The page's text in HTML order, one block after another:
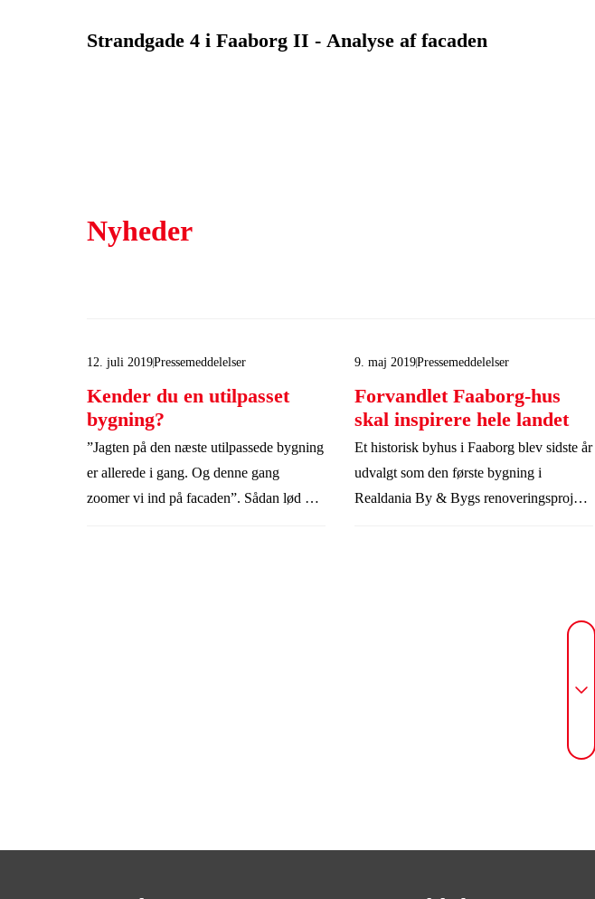
Strandgade 4 i Faaborg II - Analyse af facaden
Nyheder
12. juli 2019Pressemeddelelser
Kender du en utilpasset
bygning?
”Jagten på den næste utilpassede bygning
er allerede i gang. Og denne gang
zoomer vi ind på facaden”. Sådan lød det
9. maj 2019Pressemeddelelser
Forvandlet Faaborg-hus
skal inspirere hele landet
Et historisk byhus i Faaborg blev sidste år
udvalgt som den første bygning i
Realdania By & Bygs renoveringsprojekt
Målet er at inspirere til lignende tiltag i